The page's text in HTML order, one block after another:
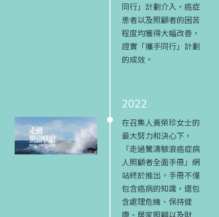
同行」計劃介入，癌症
患者以及照顧者的困苦
程度均獲得大幅改善，
證實「攜手同行」計劃
的成效。
2022
在召集人黃榮珍女士的
最大努力和決心下，
「走過驚濤駭浪癌症病
人照顧者全面手冊」網
站終於推出。手冊不僅
包含癌病的知識，還包
含處理危機、保持健